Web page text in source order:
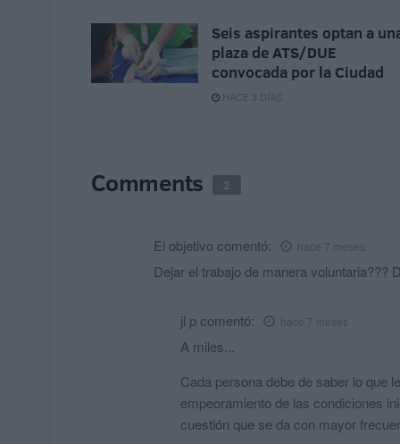
Seis aspirantes optan a
plaza de ATS/DUE
convocada por la Ciudad
HACE 3 DÍAS
Comments 2
El objetivo comentó: hace 7 meses
Dejar el trabajo de manera voluntaria???
jl p comentó: hace 7 meses
A miles...
Cada persona debe de saber lo que
empeoramiento de las condiciones
cuestión que se da con mayor